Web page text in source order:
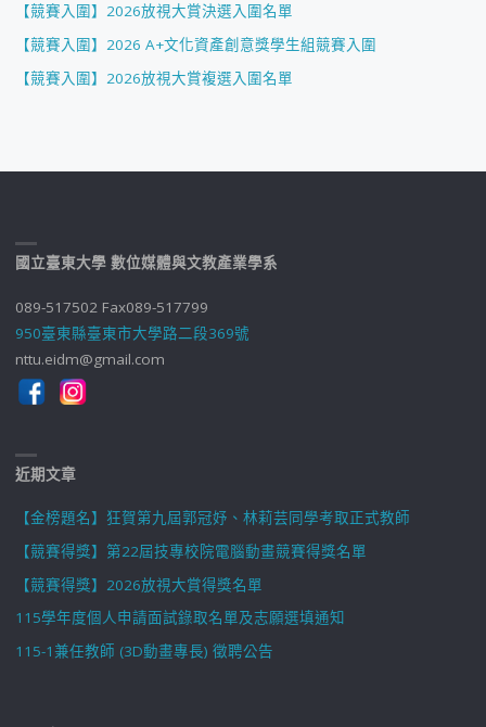
【競賽入圍】2026放視大賞決選入圍名單
【競賽入圍】2026 A+文化資產創意獎學生組競賽入圍
【競賽入圍】2026放視大賞複選入圍名單
國立臺東大學 數位媒體與文教產業學系
089-517502 Fax089-517799
950臺東縣臺東市大學路二段369號
nttu.eidm@gmail.com
近期文章
【金榜題名】狂賀第九屆郭冠妤、林莉芸同學考取正式教師
【競賽得獎】第22屆技專校院電腦動畫競賽得獎名單
【競賽得獎】2026放視大賞得獎名單
115學年度個人申請面試錄取名單及志願選填通知
115-1兼任教師 (3D動畫專長) 徵聘公告